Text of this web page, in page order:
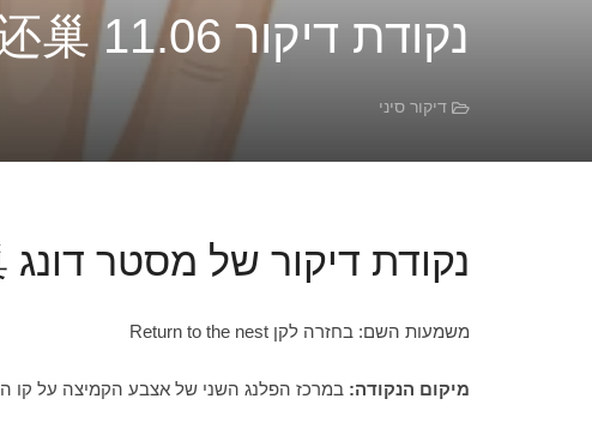
נקודת דיקור 11.06 Huan Chao 还巢 של מסטר דונג
דיקור סיני
נקודת דיקור של מסטר דונג Huan chao 11.06 还巢
משמעות השם: בחזרה לקן Return to the nest
מיקום הנקודה: במרכז הפלנג השני של אצבע הקמיצה על קו ה E, בחלק האולנרי בקו שבין העור האדום והלבן.